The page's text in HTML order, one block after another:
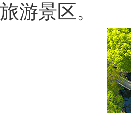
旅游景区。